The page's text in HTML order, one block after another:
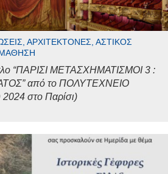
ΑΡΧΙΤΈΚΤΟΝΕΣ, ΑΣΤΙΚΌΣ
ΜΆΘΗΣΗ
“ΠΑΡΙΣΙ ΜΕΤΑΣΧΗΜΑΤΙΣΜΟΙ 3 :
από το ΠΟΛΥΤΕΧΝΕΙΟ
στο Παρίσι)